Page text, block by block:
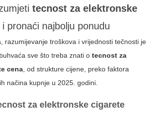
tecnost za elektronske
i pronaći najbolju ponudu
razumijevanje troškova i vrijednosti tečnosti je
sve što treba znati o tecnost za
cena, od strukture cijene, preko faktora
načina kupnje u 2025. godini.
za elektronske cigarete